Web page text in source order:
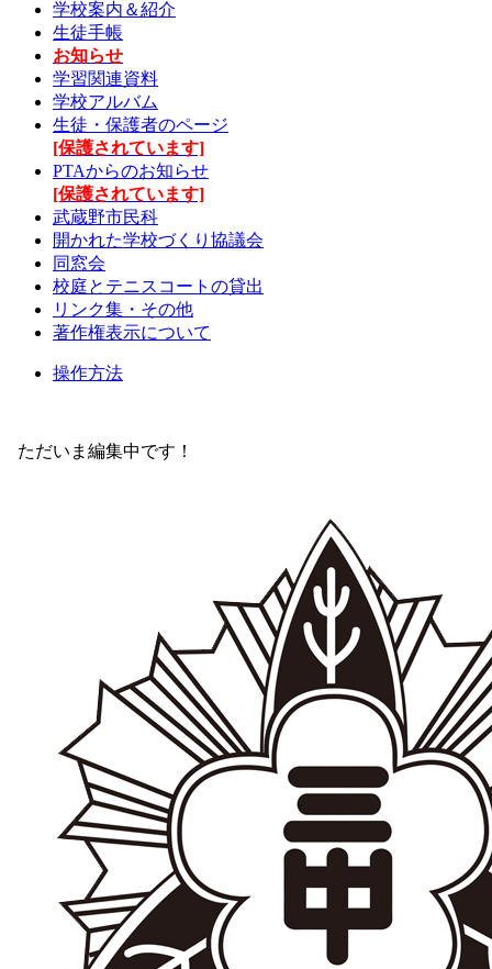
学校案内＆紹介
生徒手帳
お知らせ
学習関連資料
学校アルバム
生徒・保護者のページ
[保護されています]
PTAからのお知らせ
[保護されています]
武蔵野市民科
開かれた学校づくり協議会
同窓会
校庭とテニスコートの貸出
リンク集・その他
著作権表示について
操作方法
ただいま編集中です！